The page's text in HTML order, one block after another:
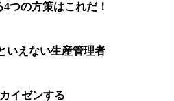
つの方策はこれだ！
いえない生産管理者
イゼンする